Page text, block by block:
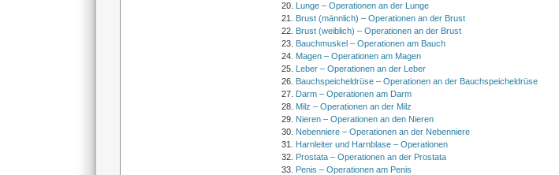
Lunge – Operationen an der Lunge
Brust (männlich) – Operationen an der Brust
Brust (weiblich) – Operationen an der Brust
Bauchmuskel – Operationen am Bauch
Magen – Operationen am Magen
Leber – Operationen an der Leber
Bauchspeicheldrüse – Operationen an der Bauchspeicheldrüse
Darm – Operationen am Darm
Milz – Operationen an der Milz
Nieren – Operationen an den Nieren
Nebenniere – Operationen an der Nebenniere
Harnleiter und Harnblase – Operationen
Prostata – Operationen an der Prostata
Penis – Operationen am Penis